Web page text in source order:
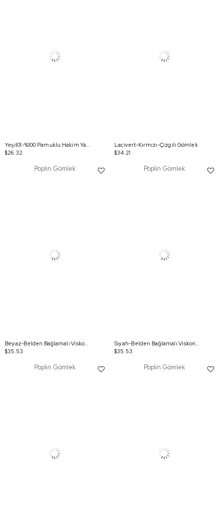
Yeşil01-%100 Pamuklu Hakim Yaka Tek Cepli Tunik
$26.32
Lacivert-Kırmızı-Çizgili Gömlek
$34.21
Poplin Gömlek
Beyaz-Belden Bağlamalı Viskon Gömlek Tunik
$35.53
Poplin Gömlek
Siyah-Belden Bağlamalı Viskon Gömlek Tunik
$35.53
Poplin Gömlek Poplin Gömlek